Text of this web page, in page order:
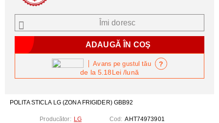
POLITA STICLA LG (ZONA FRIGIDER) GBB92
Producător: LG Cod: AHT74973901
Îmi doresc
de la 5.18Lei/lună
Avans pe gustul tău ?